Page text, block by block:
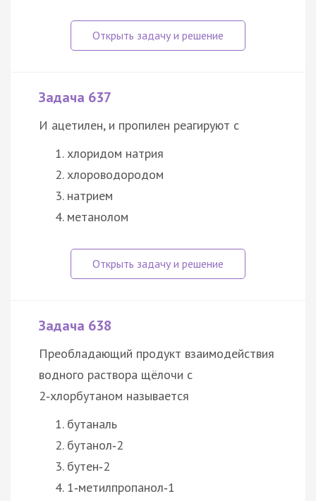
Задача 637
И ацетилен, и пропилен реагируют с
хлоридом натрия
хлороводородом
натрием
метанолом
Задача 638
Преобладающий продукт взаимодействия
водного раствора щёлочи с
2‑хлорбутаном называется
бутаналь
бутанол‑2
бутен‑2
1‑метилпропанол‑1